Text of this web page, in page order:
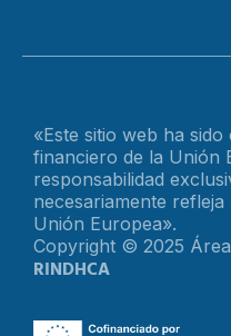
«Este sitio web ha
financiero de la Unión
responsabilidad
necesariamente
Unión Europea».
Copyright © 2025
RINDHCA